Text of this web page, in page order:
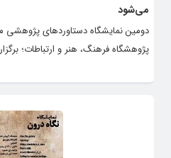
می‌شود
دومین نمایشگاه دستاوردهای
پژوهشگاه فرهنگ، هنر و ارتباطات؛